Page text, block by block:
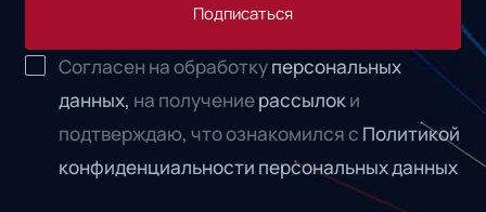
Подписаться
Согласен на обработкуперсональных
данных, на получениерассылоки
подтверждаю, что ознакомился с Политикой
конфиденциальности персональных данных